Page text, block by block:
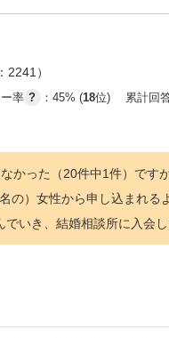
2241）
率 ? ：45% (18位) 累計回
かった（20件中1件）です
）女性から申し込まれる
いき、結婚相談所に入会し